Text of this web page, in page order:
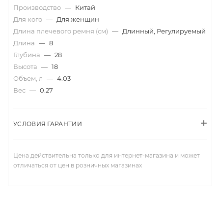
Производство — Китай
Для кого — Для женщин
Длина плечевого ремня (см) — Длинный, Регулируемый
Длина — 8
Глубина — 28
Высота — 18
Объем, л — 4.03
Вес — 0.27
УСЛОВИЯ ГАРАНТИИ
Цена действительна только для интернет-магазина и может
отличаться от цен в розничных магазинах